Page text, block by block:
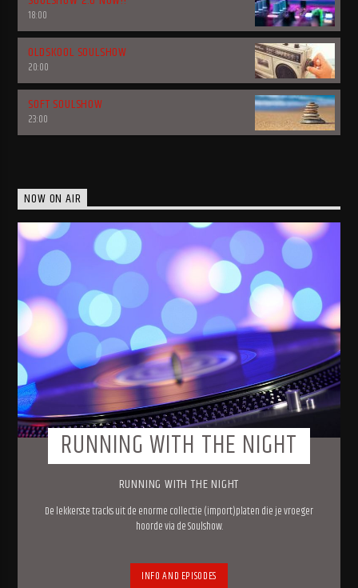
18:00
OLDSKOOL SOULSHOW
20:00
SOFT SOULSHOW
23:00
NOW ON AIR
RUNNING WITH THE NIGHT
RUNNING WITH THE NIGHT
De lekkerste tracks uit de enorme collectie (import)platen die je vroeger
hoorde via de Soulshow.
INFO AND EPISODES